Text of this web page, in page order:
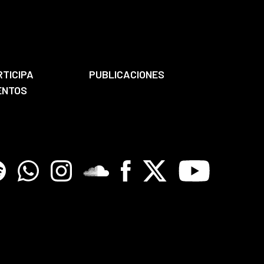
PUBLICACIONES
WhatsappInstagramSoundcloreFacebook
X Youtube